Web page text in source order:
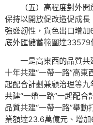
（五）高程度對外
保持以開放促改造促成
強盛韌性，貨色出口增加
底外匯儲蓄範圍達33579
一是高東西的品質共
十年共建“一帶一路”高
起配合計劃兼顧治理等
共建“一帶一路”一起配
品質共建“一帶一路”舉動
業額達23.6萬億元、增